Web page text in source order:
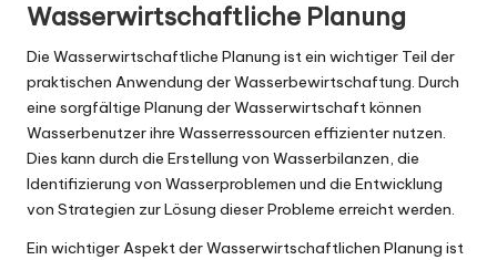
Wasserwirtschaftliche Planung
Die Wasserwirtschaftliche Planung ist ein wichtiger Teil der
praktischen Anwendung der Wasserbewirtschaftung. Durch
eine sorgfältige Planung der Wasserwirtschaft können
Wasserbenutzer ihre Wasserressourcen effizienter nutzen.
Dies kann durch die Erstellung von Wasserbilanzen, die
Identifizierung von Wasserproblemen und die Entwicklung
von Strategien zur Lösung dieser Probleme erreicht werden.
Ein wichtiger Aspekt der Wasserwirtschaftlichen Planung ist